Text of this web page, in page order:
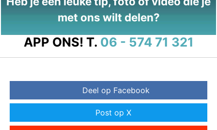
met ons wilt delen?
APP ONS! T. 06 - 574 71 321
Deel op Facebook
Post op X